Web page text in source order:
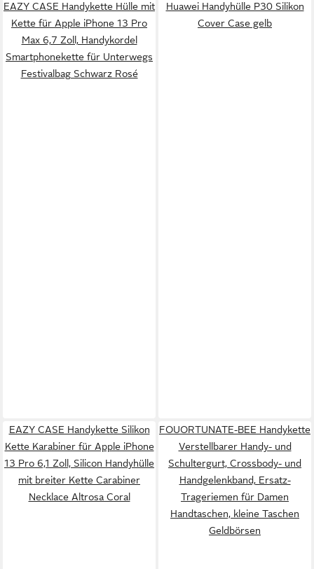
EAZY CASE Handykette Hülle mit
Kette für Apple iPhone 13 Pro
Max 6,7 Zoll, Handykordel
Smartphonekette für Unterwegs
Festivalbag Schwarz Rosé
Huawei Handyhülle P30 Silikon
Cover Case gelb
EAZY CASE Handykette Silikon
Kette Karabiner für Apple iPhone
13 Pro 6,1 Zoll, Silicon Handyhülle
mit breiter Kette Carabiner
Necklace Altrosa Coral
FOUORTUNATE-BEE Handykette
Verstellbarer Handy- und
Schultergurt, Crossbody- und
Handgelenkband, Ersatz-
Trageriemen für Damen
Handtaschen, kleine Taschen
Geldbörsen